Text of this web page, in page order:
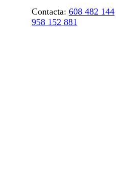
Contacta: 608 482 144
958 152 881